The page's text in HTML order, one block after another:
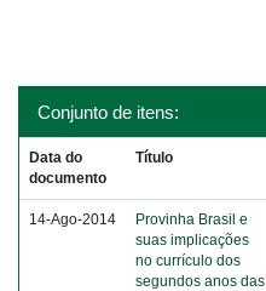
Conjunto de itens:
Data do
documento
Título
14-Ago-2014
Provinha Brasil e
suas implicações
no currículo dos
segundos anos das